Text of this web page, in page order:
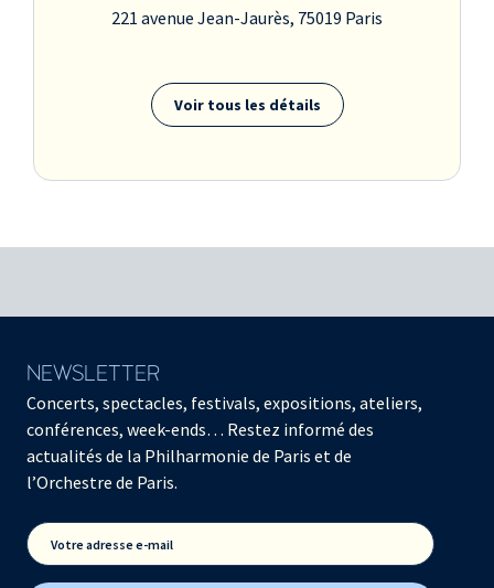
221 avenue Jean-Jaurès, 75019 Paris
Voir tous les détails
NEWSLETTER
Concerts, spectacles, festivals, expositions, ateliers,
conférences, week-ends… Restez informé des
actualités de la Philharmonie de Paris et de
l’Orchestre de Paris.
Votre adresse e-mail